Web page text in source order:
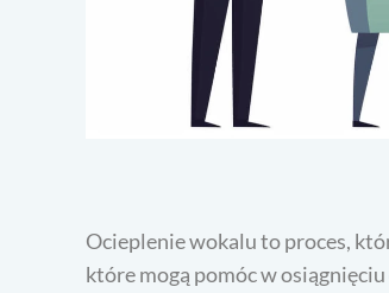
Ocieplenie wokalu to proces,
które mogą pomóc w